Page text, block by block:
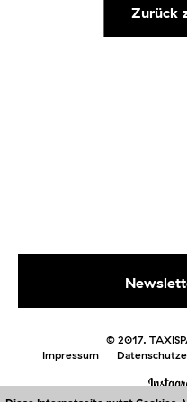
Zurück
© 2017.
Impressum